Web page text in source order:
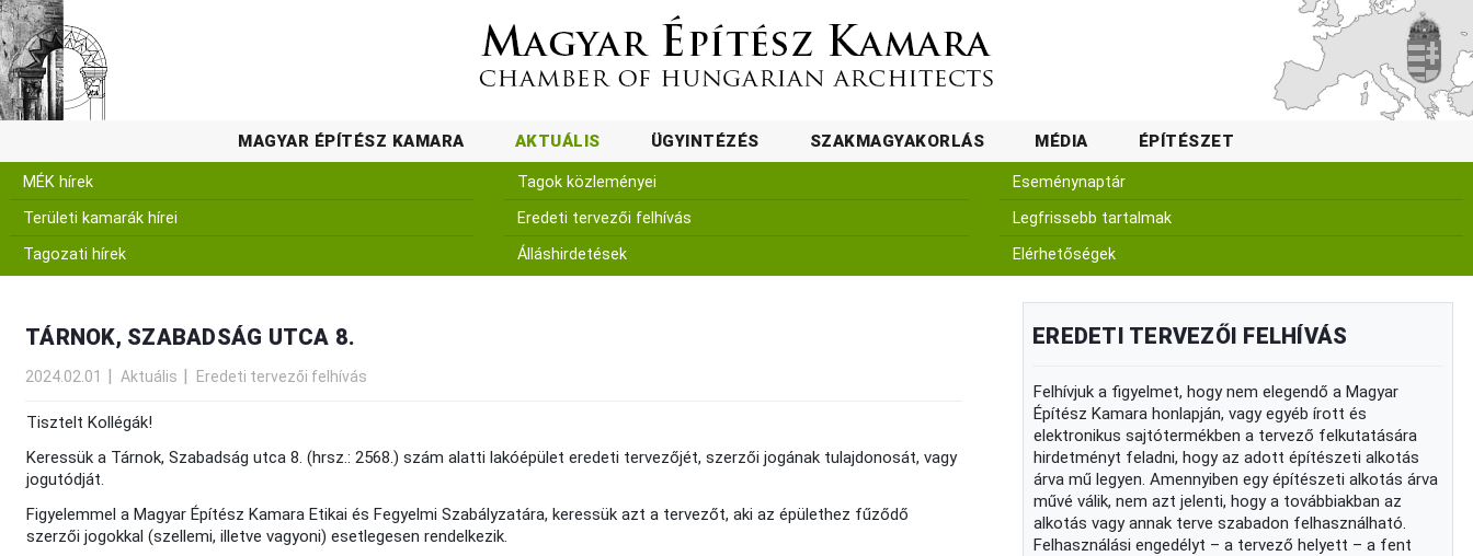
MAGYAR ÉPÍTÉSZ KAMARA AKTUÁLIS ÜGYINTÉZÉS SZAKMAGYAKORLÁS MÉDIA ÉPÍTÉSZET
MÉK hírek
Területi kamarák hírei
Tagozati hírek
Tagok közleményei
Eredeti tervezői felhívás
Álláshirdetések
Eseménynaptár
Legfrissebb tartalmak
Elérhetőségek
TÁRNOK, SZABADSÁG UTCA 8.
2024.02.01 Aktuális Eredeti tervezői felhívás
Tisztelt Kollégák!
Keressük a Tárnok, Szabadság utca 8. (hrsz.: 2568.) szám alatti lakóépület eredeti tervezőjét, szerzői jogának tulajdonosát, vagy
jogutódját.
Figyelemmel a Magyar Építész Kamara Etikai és Fegyelmi Szabályzatára, keressük azt a tervezőt, aki az épülethez fűződő
szerzői jogokkal (szellemi, illetve vagyoni) esetlegesen rendelkezik.
EREDETI TERVEZŐI FELHÍVÁS
Felhívjuk a figyelmet, hogy nem elegendő a Magyar
Építész Kamara honlapján, vagy egyéb írott és
elektronikus sajtótermékben a tervező felkutatására
hirdetményt feladni, hogy az adott építészeti alkotás
árva mű legyen. Amennyiben egy építészeti alkotás árva
művé válik, nem azt jelenti, hogy a továbbiakban az
alkotás vagy annak terve szabadon felhasználható.
Felhasználási engedélyt – a tervező helyett – a fent